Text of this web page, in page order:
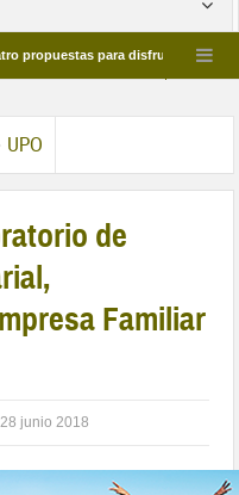
para disfrutar del deporte
UPO
de
Familiar
28 junio 2018